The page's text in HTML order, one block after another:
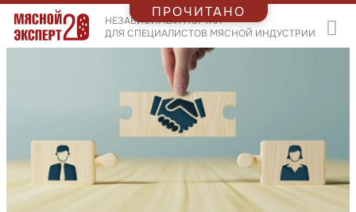
НЕЗАВИСИМЫЙ ПОРТАЛ
ДЛЯ СПЕЦИАЛИСТОВ МЯСНОЙ ИНДУСТРИИ
ПРОЧИТАНО